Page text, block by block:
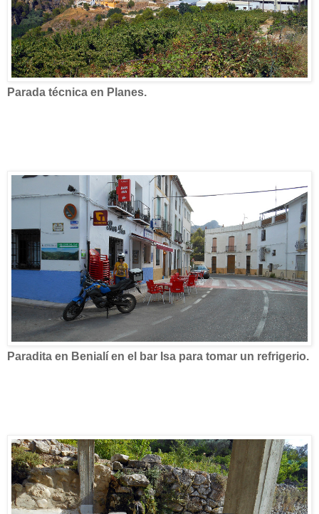
Parada técnica en Planes.
Paradita en Benialí en el bar Isa para tomar un refrigerio.